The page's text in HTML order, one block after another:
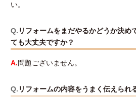
い。
Q. リフォームをまだやるかどうか決
ても大丈夫ですか？
A.問題ございません。
Q. リフォームの内容をうまく伝えられ